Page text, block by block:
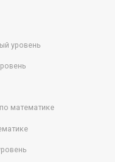
уровень
математике